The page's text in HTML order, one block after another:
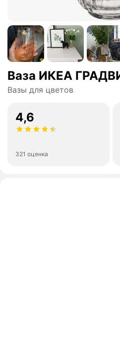
Ваза ИКЕА
Вазы для цветов
4,6
321 оценка